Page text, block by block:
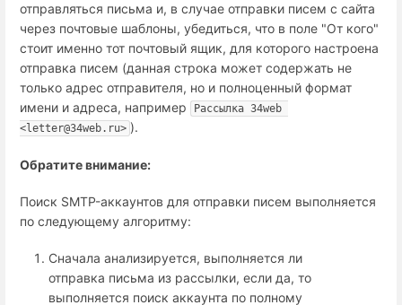
отправляться письма и, в случае отправки писем с сайта
через почтовые шаблоны, убедиться, что в поле "От кого"
стоит именно тот почтовый ящик, для которого настроена
отправка писем (данная строка может содержать не
только адрес отправителя, но и полноценный формат
имени и адреса, например
Рассылка 34web
<letter@34web.ru> ).
Обратите внимание:
Поиск SMTP-аккаунтов для отправки писем выполняется
по следующему алгоритму:
Сначала анализируется, выполняется ли
отправка письма из рассылки, если да, то
выполняется поиск аккаунта по полному